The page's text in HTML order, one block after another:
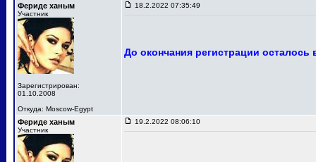
Фериде ханым
Участник
Зарегистрирован:
01.10.2008
Откуда: Moscow-Egypt
18.2.2022 07:35:49
До окончания регистрации осталось
Фериде ханым
Участник
19.2.2022 08:06:10